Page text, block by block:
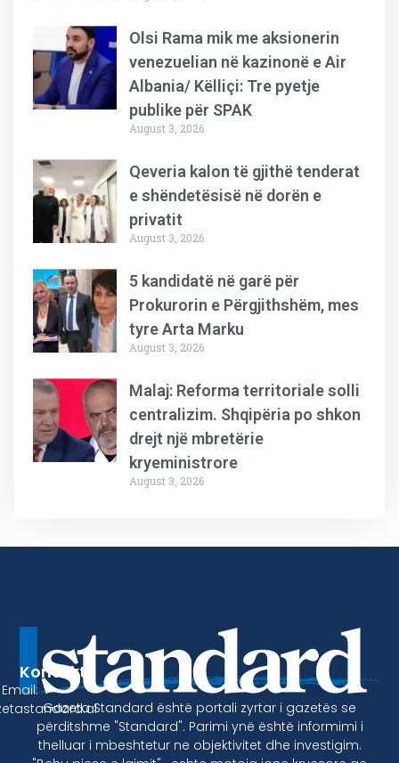
Olsi Rama mik me aksionerin
venezuelian në kazinonë e Air
Albania/ Këlliçi: Tre pyetje
publike për SPAK
August 3, 2026
Qeveria kalon të gjithë tenderat
e shëndetësisë në dorën e
privatit
August 3, 2026
5 kandidatë në garë për
Prokurorin e Përgjithshëm, mes
tyre Arta Marku
August 3, 2026
Malaj: Reforma territoriale solli
centralizim. Shqipëria po shkon
drejt një mbretërie
kryeministrore
August 3, 2026
Gazeta Standard është portali zyrtar i gazetës se
përditshme "Standard". Parimi ynë është informimi i
thelluar i mbeshtetur ne objektivitet dhe investigim.
Kontakt
Email: